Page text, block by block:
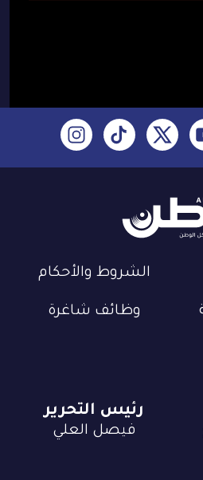
الشروط والأحكام
وظائف شاغرة
رئيس التحرير
فيصل العلي